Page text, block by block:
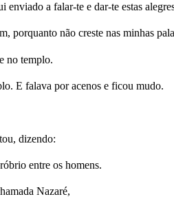
a falar-te e dar-te estas
porquanto não creste nas minhas
no templo.
E falava por acenos e ficou mudo.
dizendo:
entre os homens.
Nazaré,